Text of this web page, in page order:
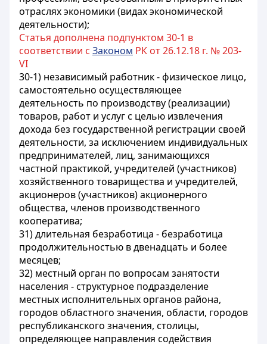
отраслях экономики (видах экономической
деятельности);
Статья дополнена подпунктом 30-1 в
соответствии с Законом РК от 26.12.18 г. № 203-
VI
30-1) независимый работник - физическое лицо,
самостоятельно осуществляющее
деятельность по производству (реализации)
товаров, работ и услуг с целью извлечения
дохода без государственной регистрации своей
деятельности, за исключением индивидуальных
предпринимателей, лиц, занимающихся
частной практикой, учредителей (участников)
хозяйственного товарищества и учредителей,
акционеров (участников) акционерного
общества, членов производственного
кооператива;
31) длительная безработица - безработица
продолжительностью в двенадцать и более
месяцев;
32) местный орган по вопросам занятости
населения - структурное подразделение
местных исполнительных органов района,
городов областного значения, области, городов
республиканского значения, столицы,
определяющее направления содействия